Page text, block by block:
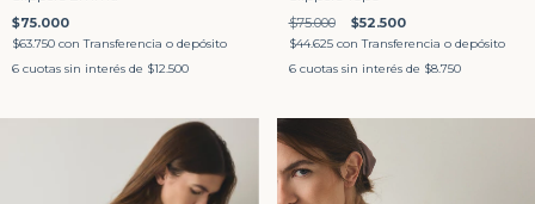
$75.000
$63.750 con Transferencia o depósito
6 cuotas sin interés de $12.500
$75.000 $52.500
$44.625 con Transferencia o depósito
6 cuotas sin interés de $8.750